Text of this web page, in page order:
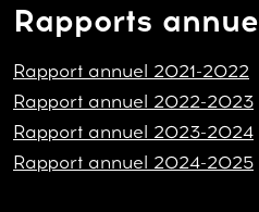
Rapports
Rapport annuel 2021-2022
Rapport annuel 2022-2023
Rapport annuel 2023-2024
Rapport annuel 2024-2025